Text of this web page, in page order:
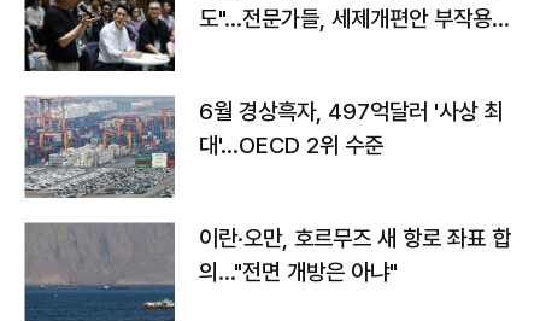
도"…전문가들, 세제개편안 부작용
6월 경상흑자, 497억달러 '사상 최
대'…OECD 2위 수준
이란·오만, 호르무즈 새 항로 좌표 합
의…"전면 개방은 아냐"